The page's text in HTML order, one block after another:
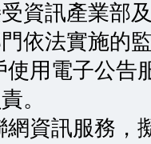
資訊產業部
依法實施的
使用電子公告
。
網資訊服務，